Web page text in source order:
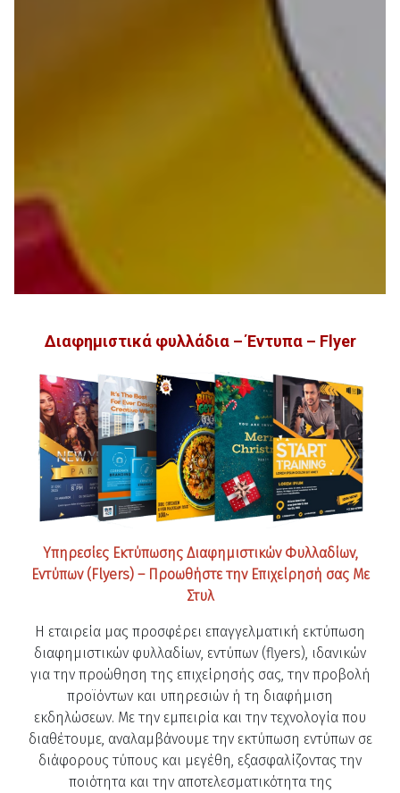
Διαφημιστικά φυλλάδια – Έντυπα – Flyer
Υπηρεσίες Εκτύπωσης Διαφημιστικών Φυλλαδίων,
Εντύπων (Flyers) – Προωθήστε την Επιχείρησή σας Με
Στυλ
Η εταιρεία μας προσφέρει επαγγελματική εκτύπωση
διαφημιστικών φυλλαδίων, εντύπων (flyers), ιδανικών
για την προώθηση της επιχείρησής σας, την προβολή
προϊόντων και υπηρεσιών ή τη διαφήμιση
εκδηλώσεων. Με την εμπειρία και την τεχνολογία που
διαθέτουμε, αναλαμβάνουμε την εκτύπωση εντύπων σε
διάφορους τύπους και μεγέθη, εξασφαλίζοντας την
ποιότητα και την αποτελεσματικότητα της